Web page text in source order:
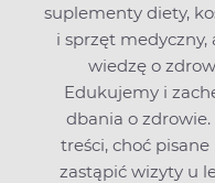
suplementy diety,
i sprzęt medyczny,
wiedzę o
Edukujemy i
dbania o
treści, choć
zastąpić wizyty u